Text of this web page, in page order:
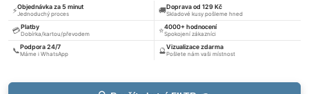
⚡Objednávka za 5 minut
Jednoduchý proces 🚚Doprava od 129 Kč
Skladové kusy pošleme hned
💳Platby
Dobírka/kartou/převodem ⭐4000+ hodnocení
Spokojení zákazníci
📞Podpora 24/7
Máme i WhatsApp 🔮Vizualizace zdarma
Pošlete nám vaši místnost